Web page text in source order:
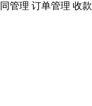
管理 订单管理 收